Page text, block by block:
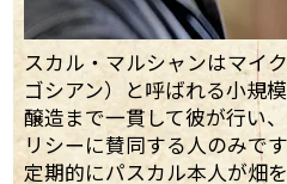
スカル・マルシャンはマイ
ゴシアン）と呼ばれる小規
醸造まで一貫して彼が行い
リシーに賛同する人のみで
定期的にパスカル本人が畑